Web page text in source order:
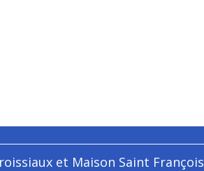
et Maison Saint François